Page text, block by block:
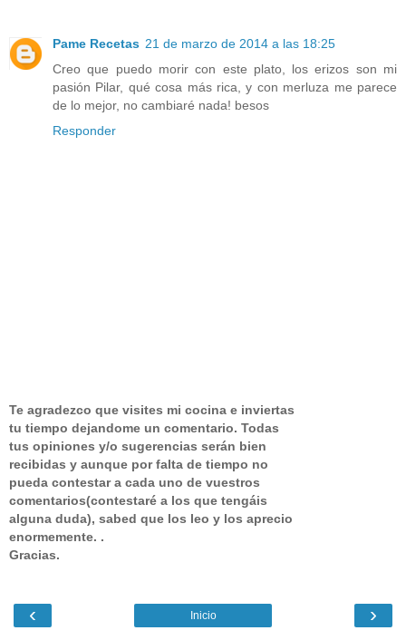
Pame Recetas 21 de marzo de 2014 a las 18:25
Creo que puedo morir con este plato, los erizos son mi
pasión Pilar, qué cosa más rica, y con merluza me parece
de lo mejor, no cambiaré nada! besos
Responder
Te agradezco que visites mi cocina e inviertas
tu tiempo dejandome un comentario. Todas
tus opiniones y/o sugerencias serán bien
recibidas y aunque por falta de tiempo no
pueda contestar a cada uno de vuestros
comentarios(contestaré a los que tengáis
alguna duda), sabed que los leo y los aprecio
enormemente. .
Gracias.
‹ ›
Inicio